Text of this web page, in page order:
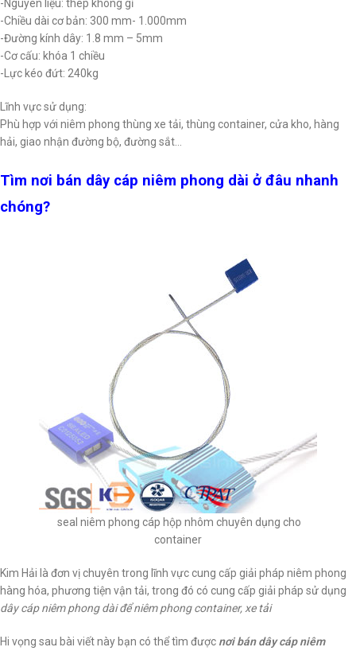
-Nguyên liệu: thép không gỉ
-Chiều dài cơ bản: 300 mm- 1.000mm
-Đường kính dây: 1.8 mm – 5mm
-Cơ cấu: khóa 1 chiều
-Lực kéo đứt: 240kg
Lĩnh vực sử dụng:
Phù hợp với niêm phong thùng xe tải, thùng container, cửa kho, hàng
hải, giao nhận đường bộ, đường sắt…
Tìm nơi bán dây cáp niêm phong dài ở đâu nhanh
chóng?
seal niêm phong cáp hộp nhôm chuyên dụng cho
container
Kim Hải là đơn vị chuyên trong lĩnh vực cung cấp giải pháp niêm phong
hàng hóa, phương tiện vận tải, trong đó có cung cấp giải pháp sử dụng
dây cáp niêm phong dài để niêm phong container, xe tải
Hi vọng sau bài viết này bạn có thể tìm được nơi bán dây cáp niêm